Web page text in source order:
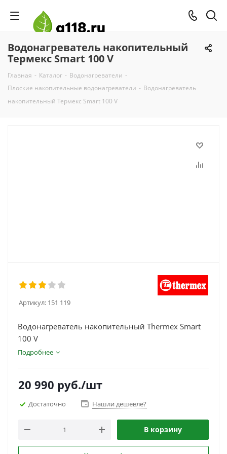
Водонагреватель накопительный
Термекс Smart 100 V
Главная - Каталог - Водонагреватели -
Плоские накопительные водонагреватели - Водонагреватель
накопительный Термекс Smart 100 V
Артикул: 151 119
Водонагреватель накопительный Thermex Smart
100 V
Подробнее
20 990 руб./шт
Достаточно Нашли дешевле?
В корзину